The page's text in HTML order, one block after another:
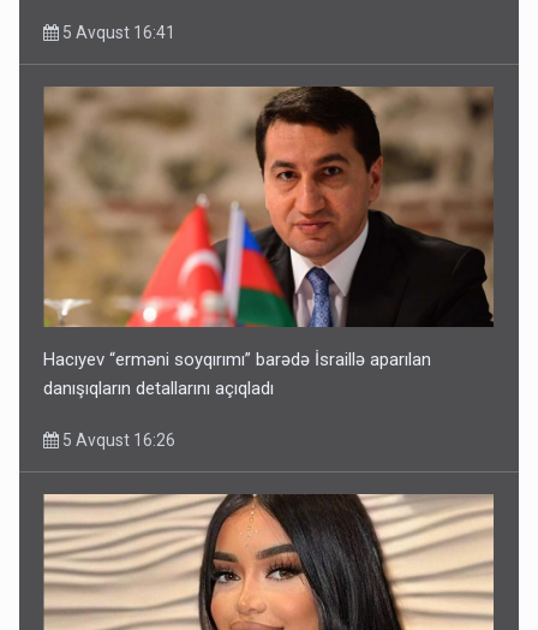
5 Avqust 16:41
Hacıyev “erməni soyqırımı” barədə İsraillə aparılan
danışıqların detallarını açıqladı
5 Avqust 16:26